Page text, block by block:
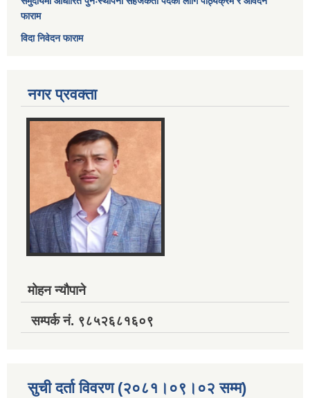
फाराम
विदा निवेदन फाराम
नगर प्रवक्ता
मोहन न्यौपाने
सम्पर्क नं. ९८५२६८१६०९
सुची दर्ता विवरण (२०८१।०९।०२ सम्म)